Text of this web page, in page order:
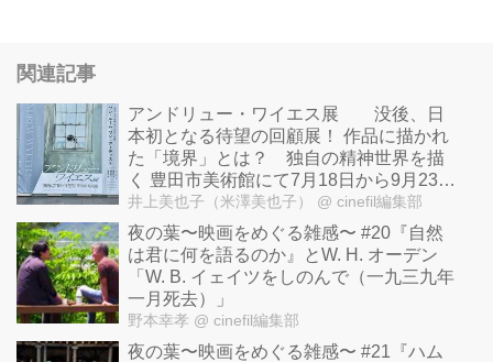
関連記事
アンドリュー・ワイエス展 没後、日
本初となる待望の回顧展！ 作品に描かれ
た「境界」とは？ 独自の精神世界を描
く 豊田市美術館にて7月18日から9月23日
まで開催！
井上美也子（米澤美也子） @ cinefil編集部
夜の葉〜映画をめぐる雑感〜 #20『自然
は君に何を語るのか』とW. H. オーデン
「W. B. イェイツをしのんで（一九三九年
一月死去）」
野本幸孝 @ cinefil編集部
夜の葉〜映画をめぐる雑感〜 #21『ハム